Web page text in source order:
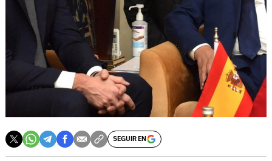
SEGUIR EN